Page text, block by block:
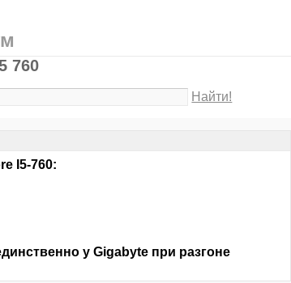
760
Найти!
I5-760:
у Gigabyte при разгоне